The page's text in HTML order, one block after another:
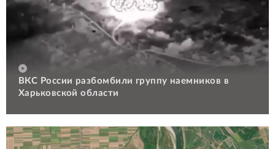
ВКС России разбомбили группу наемников в
Харьковской области